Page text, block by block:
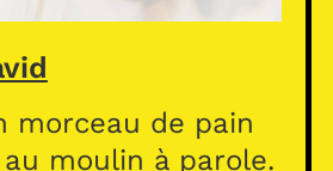
morceau de pain
moulin à parole.